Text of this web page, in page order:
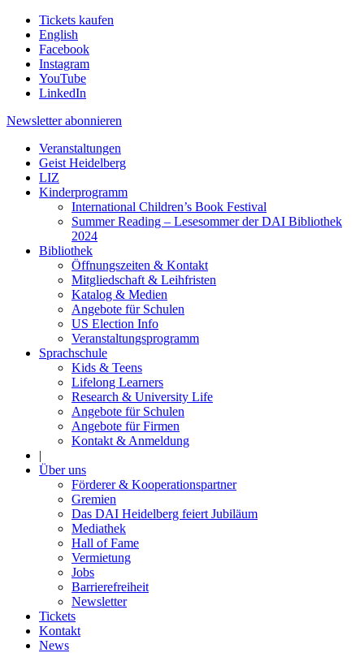
Tickets kaufen
English
Facebook
Instagram
YouTube
LinkedIn
Newsletter abonnieren
Veranstaltungen
Geist Heidelberg
LIZ
Kinderprogramm
International Children’s Book Festival
Summer Reading – Lesesommer der DAI Bibliothek
2024
Bibliothek
Öffnungszeiten & Kontakt
Mitgliedschaft & Leihfristen
Katalog & Medien
Angebote für Schulen
US Election Info
Veranstaltungsprogramm
Sprachschule
Kids & Teens
Lifelong Learners
Research & University Life
Angebote für Schulen
Angebote für Firmen
Kontakt & Anmeldung
|
Über uns
Förderer & Kooperationspartner
Gremien
Das DAI Heidelberg feiert Jubiläum
Mediathek
Hall of Fame
Vermietung
Jobs
Barrierefreiheit
Newsletter
Tickets
Kontakt
News